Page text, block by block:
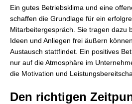
Ein gutes Betriebsklima und eine
schaffen die Grundlage für ein
Mitarbeitergespräch. Sie tragen dazu
Ideen und Anliegen frei äußern
Austausch stattfindet. Ein positives
nur auf die Atmosphäre im
die Motivation und
Den richtigen